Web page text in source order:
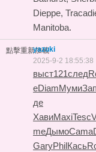
Dieppe,
Manitoba.
點擊重新加載
yazuki
2025-9-2 18:55:38
выст121след
eDiamМуми
де
ХавиMaxiTesc
meДымоCama
GaryPhilКась